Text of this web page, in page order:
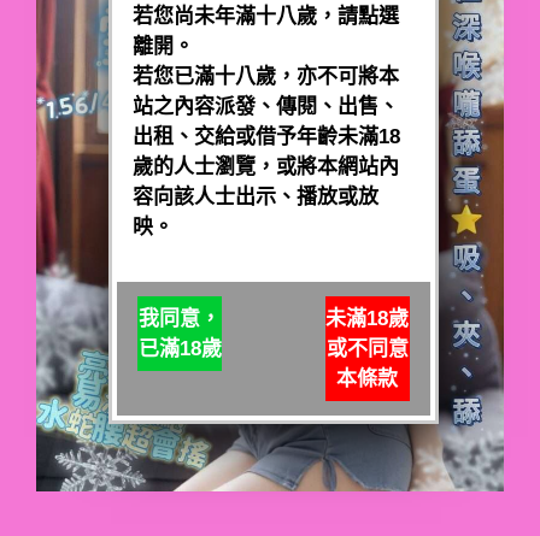
若您尚未年滿十八歲，請點選
離開。
若您已滿十八歲，亦不可將本
站之內容派發、傳閱、出售、
出租、交給或借予年齡未滿18
歲的人士瀏覽，或將本網站內
容向該人士出示、播放或放
映。
我同意，
已滿18歲
未滿18歲
或不同意
本條款